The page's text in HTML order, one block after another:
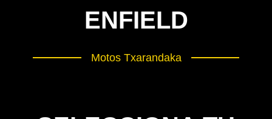
ENFIELD
Motos Txarandaka